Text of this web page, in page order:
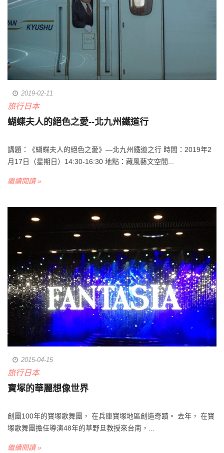
2019-02-11
旅行日本
蝴蝶夫人的絕色之愛--北九州鐵道行
講題：《蝴蝶夫人的絕色之愛》—北九州鐵道之行 時間：2019年2
月17日（星期日）14:30-16:30 地點：藏風藝文空間...
繼續閱讀 »
2015-04-15
旅行日本
寶塚的華麗想像世界
創團100年的寶塚歌舞團， 在兵庫寶塚地區創造奇蹟。 去年， 在寶
塚歌舞團擔任導演48年的草野旦教授來台南，...
繼續閱讀 »